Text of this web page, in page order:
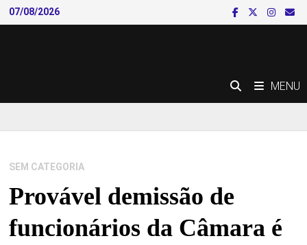
Skip
to
07/08/2026
MENU
SEM CATEGORIA
Provável demissão de
funcionários da Câmara é